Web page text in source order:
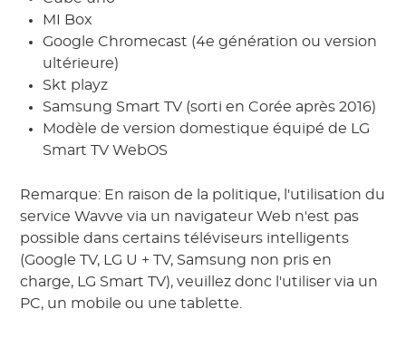
MI Box
Google Chromecast (4e génération ou version
ultérieure)
Skt playz
Samsung Smart TV (sorti en Corée après 2016)
Modèle de version domestique équipé de LG
Smart TV WebOS
Remarque: En raison de la politique, l'utilisation du
service Wavve via un navigateur Web n'est pas
possible dans certains téléviseurs intelligents
(Google TV, LG U + TV, Samsung non pris en
charge, LG Smart TV), veuillez donc l'utiliser via un
PC, un mobile ou une tablette.